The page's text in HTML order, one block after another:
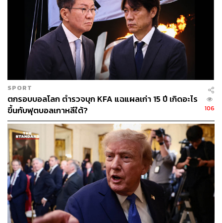
แต่สิ่งที่น่าสนใจยิ่งกว่าตัวเลขคือเรื่องนี้ คนที่ได้รับงานรูปแบบ
workslop พวกเขามักมองคนที่ส่งมาว่าน่าเชื่อถือน้อยลง มี
ความคิดสร้างสรรค์น้อยลง และไว้ใจได้น้อยลง การใช้ AI
อย่างไม่ระมัดระวังกำลังสร้างต้นทุนทางความไว้วางใจอย่าง
เงียบๆ และมันค่อยๆ สะสมขึ้น แม้จะไม่มีใครพูดถึงมันออกมา
ตรงๆ ก็ตาม
คำสัญญาของ AI คือมันจะช่วยมนุษย์ให้ทำงานได้อย่างมี
ความหมายมากขึ้น แต่สิ่งที่กำลังเกิดขึ้นกลับเป็นในทางตรง
กันข้าม AI ทำให้การ ‘ผลิตงาน’ มีต้นทุนต่ำลง เราจึงผลิตมาก
ขึ้น แต่ความคิดที่อยู่ข้างในกลับลดลง คนส่งประหยัดเวลาไป
สิบห้านาที คนรับเสียเวลาสองชั่วโมงเพื่อพยายามถอดรหัสว่า
มันต้องการสื่ออะไร
งานไม่ได้หายไปไหน มันแค่ถูกส่งต่อจากคนที่ควรจะ
ไตร่ตรองมาแล้ว ไปยังคนที่ต้องมาตามเก็บกวาดทีหลัง
SPORT
ตกรอบบอลโลก ตำรวจบุก KFA แฉแผลเก่า 15 ปี เกิดอะไร
ขึ้นกับฟุตบอลเกาหลีใต้?
106